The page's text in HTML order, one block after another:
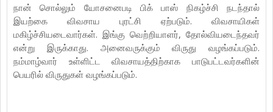
நான் சொல்லும் யோசனைபடி பிக் பாஸ் நிகழ்ச்சி நடந்தால்
இயற்கை விவசாய புரட்சி ஏற்படும். விவசாயிகள்
மகிழ்ச்சியடைவார்கள். இங்கு வெற்றியாளர், தோல்வியடைந்தவர்
என்று இருக்காது. அனைவருக்கும் விருது வழங்கப்படும்.
நம்மாழ்வார் உள்ளிட்ட விவசாயத்திற்காக பாடுபட்டவர்களின்
பெயரில் விருதுகள் வழங்கப்படும்.